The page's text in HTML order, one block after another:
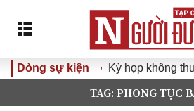
Dòng sự kiện Kỳ họp không
TAG: PHONG TỤC